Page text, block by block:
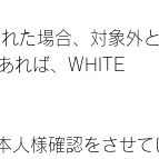
た場合、対象外
れば、WHITE
人様確認をさせて